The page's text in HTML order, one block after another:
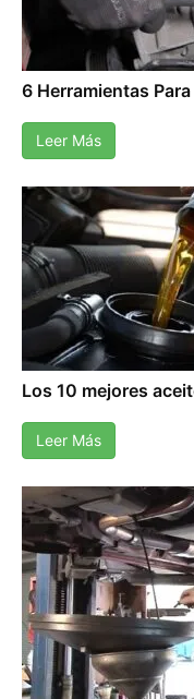
6 Herramientas
Leer Más
Los 10 mejores
Leer Más